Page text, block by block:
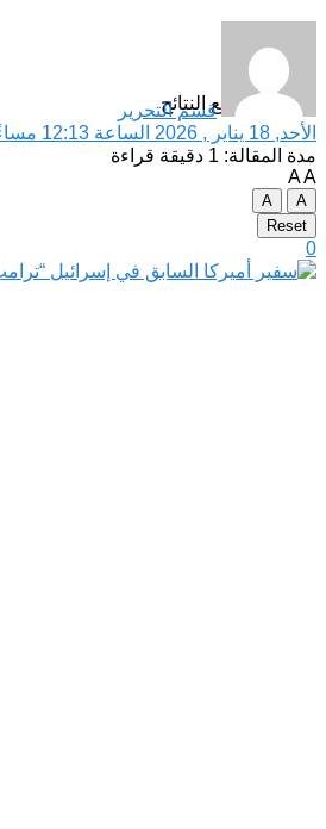
مشاهدة جميع النتائح
قسم التحرير
الأحد, 18 يناير , 2026 الساعة 12:13 مساءً (مكة المكرمة)
مدة المقالة: 1 دقيقة قراءة
AA
A
A
Reset
0